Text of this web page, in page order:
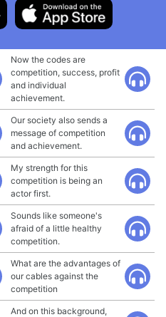
Now the codes are
competition, success, profit
and individual
achievement.
Our society also sends a
message of competition
and achievement.
My strength for this
competition is being an
actor first.
Sounds like someone's
afraid of a little healthy
competition.
What are the advantages of
our cables against the
competition
And on this background,